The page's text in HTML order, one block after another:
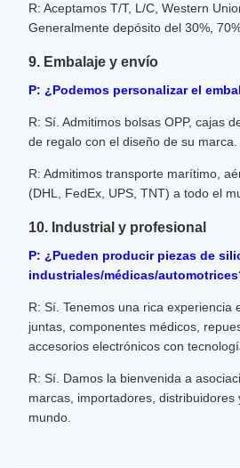
R: Aceptamos T/T, L/C, Western
Generalmente depósito del 30%,
9. Embalaje y envío
P: ¿Podemos personalizar el
R: Sí. Admitimos bolsas OPP, cajas
de regalo con el diseño de su marca.
R: Admitimos transporte marítimo,
(DHL, FedEx, UPS, TNT) a todo el
10. Industrial y profesional
P: ¿Pueden producir piezas de
industriales/médicas/
R: Sí. Tenemos una rica experiencia
juntas, componentes médicos,
accesorios electrónicos con
R: Sí. Damos la bienvenida a
marcas, importadores,
mundo.